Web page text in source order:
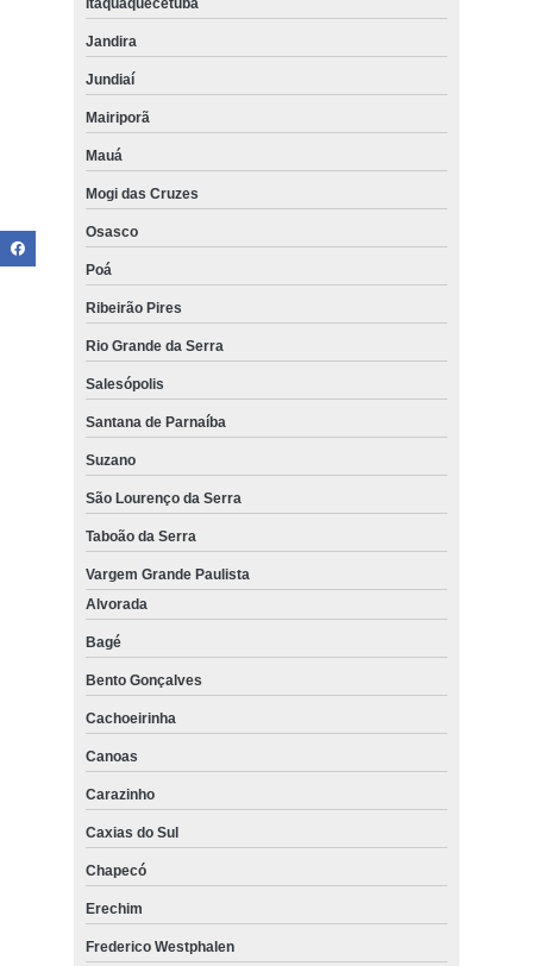
Jandira
Jundiaí
Mairiporã
Mauá
Mogi das Cruzes
Osasco
Poá
Ribeirão Pires
Rio Grande da Serra
Salesópolis
Santana de Parnaíba
Suzano
São Lourenço da Serra
Taboão da Serra
Vargem Grande Paulista
Alvorada
Bagé
Bento Gonçalves
Cachoeirinha
Canoas
Carazinho
Caxias do Sul
Chapecó
Erechim
Frederico Westphalen